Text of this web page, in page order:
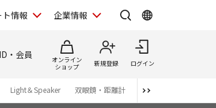
情報 企業情報
ID・会員
オンライン
ショップ
新規登録 ログイン
Light＆Speaker 双眼鏡・距離計 写真集